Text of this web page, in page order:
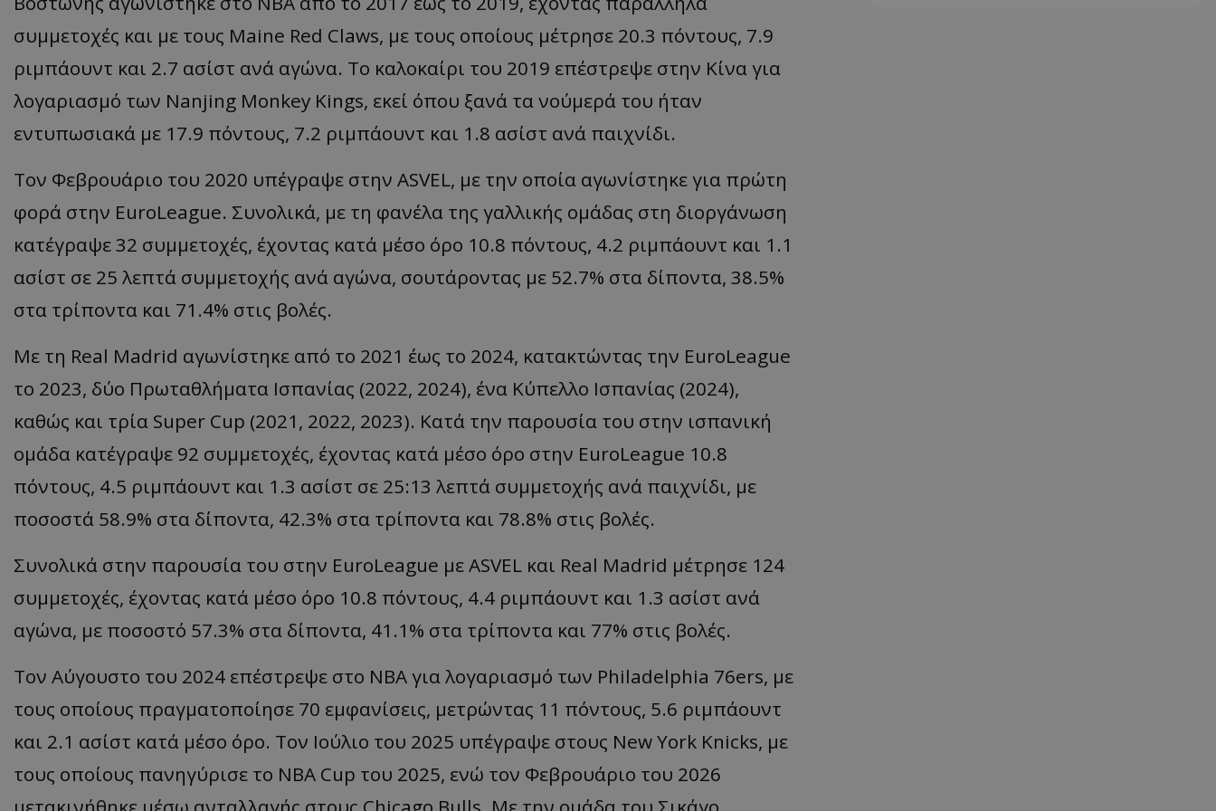
συμμετοχές και με τους Maine Red Claws, με τους οποίους μέτρησε 20.3 πόντους, 7.9
ριμπάουντ και 2.7 ασίστ ανά αγώνα. Το καλοκαίρι του 2019 επέστρεψε στην Κίνα για
λογαριασμό των Nanjing Monkey Kings, εκεί όπου ξανά τα νούμερά του ήταν
εντυπωσιακά με 17.9 πόντους, 7.2 ριμπάουντ και 1.8 ασίστ ανά παιχνίδι.
Τον Φεβρουάριο του 2020 υπέγραψε στην ASVEL, με την οποία αγωνίστηκε για πρώτη
φορά στην EuroLeague. Συνολικά, με τη φανέλα της γαλλικής ομάδας στη διοργάνωση
κατέγραψε 32 συμμετοχές, έχοντας κατά μέσο όρο 10.8 πόντους, 4.2 ριμπάουντ και 1.1
ασίστ σε 25 λεπτά συμμετοχής ανά αγώνα, σουτάροντας με 52.7% στα δίποντα, 38.5%
στα τρίποντα και 71.4% στις βολές.
Με τη Real Madrid αγωνίστηκε από το 2021 έως το 2024, κατακτώντας την EuroLeague
το 2023, δύο Πρωταθλήματα Ισπανίας (2022, 2024), ένα Κύπελλο Ισπανίας (2024),
καθώς και τρία Super Cup (2021, 2022, 2023). Κατά την παρουσία του στην ισπανική
ομάδα κατέγραψε 92 συμμετοχές, έχοντας κατά μέσο όρο στην EuroLeague 10.8
πόντους, 4.5 ριμπάουντ και 1.3 ασίστ σε 25:13 λεπτά συμμετοχής ανά παιχνίδι, με
ποσοστά 58.9% στα δίποντα, 42.3% στα τρίποντα και 78.8% στις βολές.
Συνολικά στην παρουσία του στην EuroLeague με ASVEL και Real Madrid μέτρησε 124
συμμετοχές, έχοντας κατά μέσο όρο 10.8 πόντους, 4.4 ριμπάουντ και 1.3 ασίστ ανά
αγώνα, με ποσοστό 57.3% στα δίποντα, 41.1% στα τρίποντα και 77% στις βολές.
Τον Αύγουστο του 2024 επέστρεψε στο NBA για λογαριασμό των Philadelphia 76ers, με
τους οποίους πραγματοποίησε 70 εμφανίσεις, μετρώντας 11 πόντους, 5.6 ριμπάουντ
και 2.1 ασίστ κατά μέσο όρο. Τον Ιούλιο του 2025 υπέγραψε στους New York Knicks, με
τους οποίους πανηγύρισε το NBA Cup του 2025, ενώ τον Φεβρουάριο του 2026